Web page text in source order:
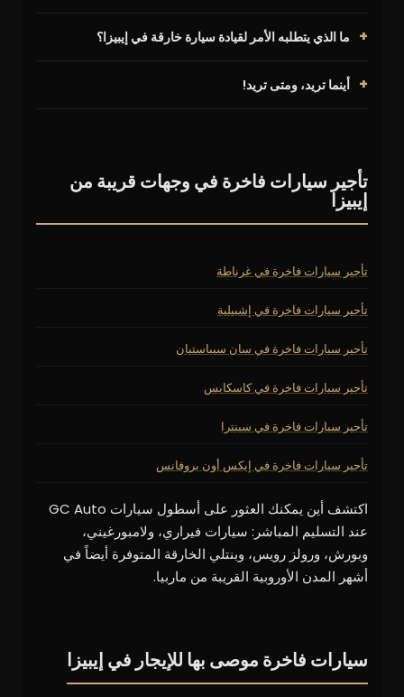
ما الذي يتطلبه الأمر لقيادة سيارة خارقة في إيبيزا؟
أينما تريد، ومتى تريد!
تأجير سيارات فاخرة في وجهات قريبة من
إيبيزا
تأجير سيارات فاخرة في غرناطة
تأجير سيارات فاخرة في إشبيلية
تأجير سيارات فاخرة في سان سيباستيان
تأجير سيارات فاخرة في كاسكايس
تأجير سيارات فاخرة في سينترا
تأجير سيارات فاخرة في إيكس أون بروفانس
اكتشف أين يمكنك العثور على أسطول سيارات GC Auto
عند التسليم المباشر: سيارات فيراري، ولامبورغيني،
وبورش، ورولز رويس، وبنتلي الخارقة المتوفرة أيضاً في
أشهر المدن الأوروبية القريبة من ماربيا.
سيارات فاخرة موصى بها للإيجار في إيبيزا